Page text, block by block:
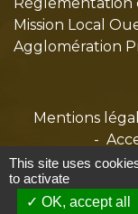
Mission Local
Agglomération
Mentions
-
Site créé
This site uses
to activate
OK, accept all